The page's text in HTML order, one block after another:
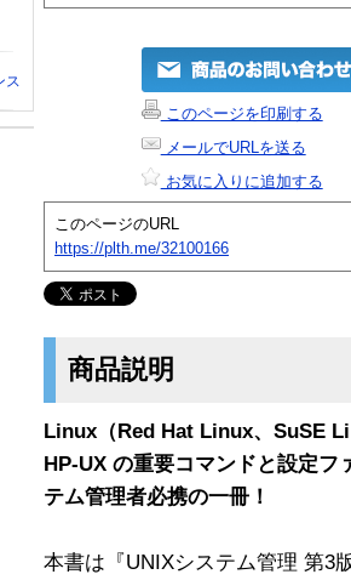
このページを印刷する
メールでURLを送る
お気に入りに追加する
このページのURL
https://plth.me/32100166
商品説明
Linux（Red Hat Linux、SuSE
HP-UX の重要コマンドと設定フ
テム管理者必携の一冊！
本書は『UNIXシステム管理 第3
ス